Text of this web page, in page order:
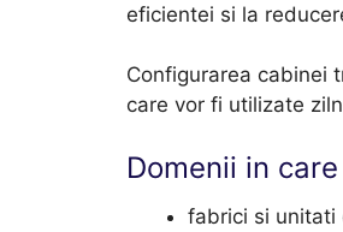
eficientei si la
Configurarea cabinei
care vor fi utilizate
Domenii in
fabrici si unitati